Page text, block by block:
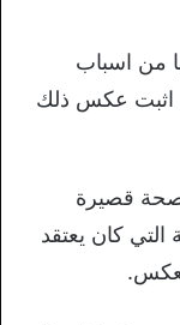
من اسباب
اثبت عكس ذلك
قصيرة
كان يعتقد